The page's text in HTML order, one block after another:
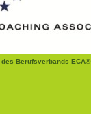
Berufsverbands ECA®